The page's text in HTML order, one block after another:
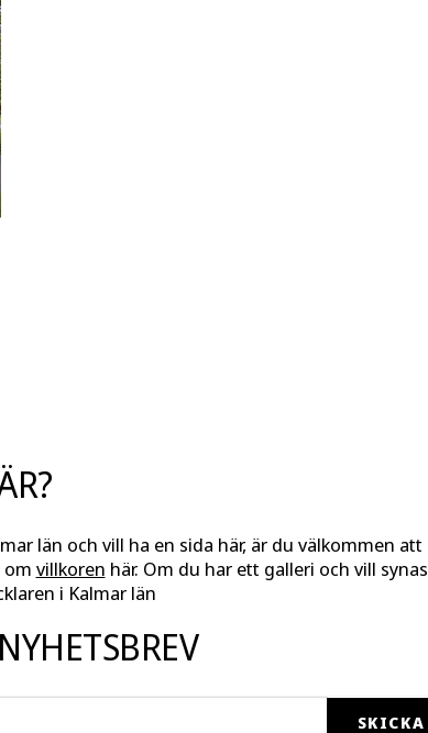
län och vill ha en sida här, är du välkommen att
om villkoren här. Om du har ett galleri och vill synas
i Kalmar län